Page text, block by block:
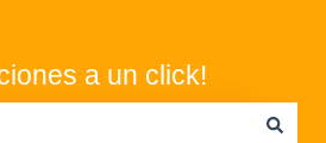
a un click!